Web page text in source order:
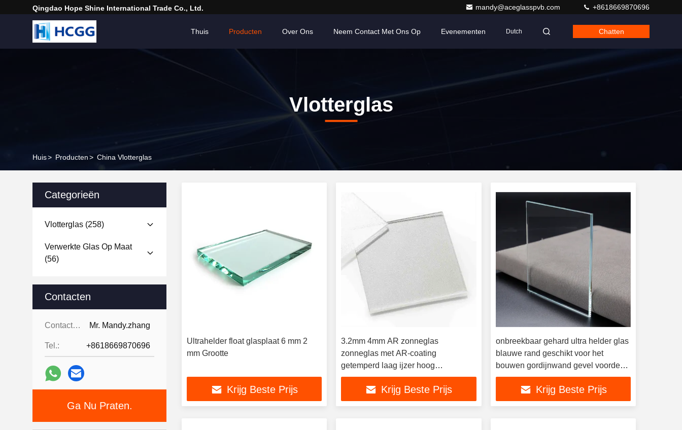
Qingdao Hope Shine International Trade Co., Ltd. mandy@aceglasspvb.com +8618669870696
Thuis Producten Over Ons Neem Contact Met Ons Op Evenementen Dutch Chatten
Vlotterglas
Huis> Producten> China Vlotterglas
Categorieën
Vlotterglas (258)
Verwerkte Glas Op Maat
(56)
Contacten
Contacten: Mr. Mandy.zhang
Tel.: +8618669870696
Ga Nu Praten.
Ultrahelder float glasplaat 6 mm 2
mm Grootte
Krijg Beste Prijs
3.2mm 4mm AR zonneglas
zonneglas met AR-coating
getemperd laag ijzer hoog
doorlaatvermogen laag reflectief glas
groot formaatKrijg Beste Prijs
onbreekbaar gehard ultra helder glas
blauwe rand geschikt voor het
bouwen gordijnwand gevel voordeur
aquarium aquarium
Krijg Beste Prijs